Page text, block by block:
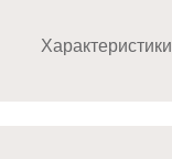
Характеристики